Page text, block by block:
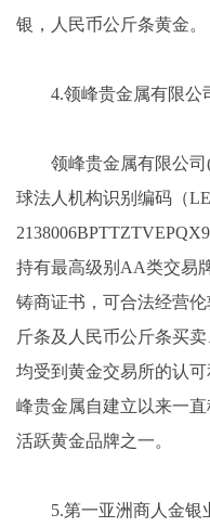
银，人民币公斤条黄金。
4.领峰贵金属有限公
领峰贵金属有限公司
球法人机构识别编码（
持有最高级别AA类交易
铸商证书，可合法经营
斤条及人民币公斤条买
均受到黄金交易所的认
峰贵金属自建立以来一
活跃黄金品牌之一。
5.第一亚洲商人金银